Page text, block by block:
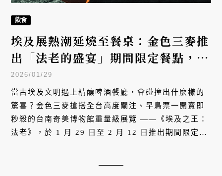
飲食
埃及展熱潮延燒至餐桌：金色三麥推
出「法老的盛宴」期間限定餐點，憑
票根享蜂蜜啤酒買一送一
2026/01/29
當古埃及文明遇上精釀啤酒餐廳，會碰撞出什麼樣的
驚喜？金色三麥搶搭全台高度關注、早鳥票一開賣即
秒殺的台南奇美博物館重量級展覽 ——《埃及之王：
法老》，於 1 月 29 日至 2 月 12 日推出期間限定的